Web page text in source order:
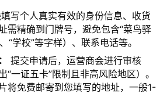
写个人真实有效的身份信息、收货
需精确到门牌号，避免包含“菜鸟驿
“学校”等字样）、联系电话等。
提交申请后，运营商会进行审核
“一证五卡”限制且非高风险地区）。
将免费邮寄到您填写的地址，一般1-